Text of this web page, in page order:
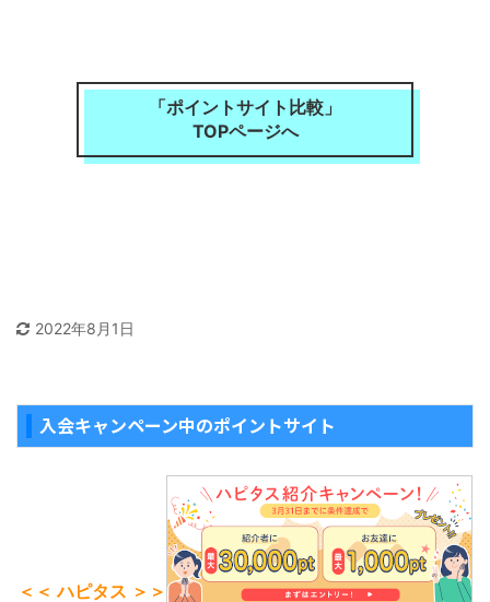
「ポイントサイト比較」
TOPページへ
2022年8月1日
入会キャンペーン中のポイントサイト
＜＜ ハピタス ＞＞